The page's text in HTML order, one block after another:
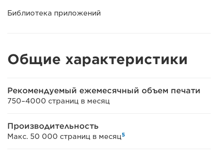
Библиотека приложений
Общие характеристики
Рекомендуемый ежемесячный объем печати
750–4000 страниц в месяц
Производительность
Макс. 50 000 страниц в месяц5